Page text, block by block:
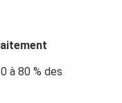
à 80 % des